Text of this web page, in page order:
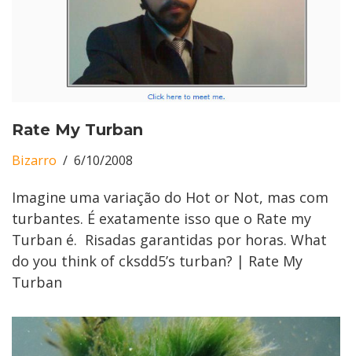
Rate My Turban
Bizarro 6/10/2008
Imagine uma variação do Hot or Not, mas com
turbantes. É exatamente isso que o Rate my
Turban é. Risadas garantidas por horas. What
do you think of cksdd5’s turban? | Rate My
Turban